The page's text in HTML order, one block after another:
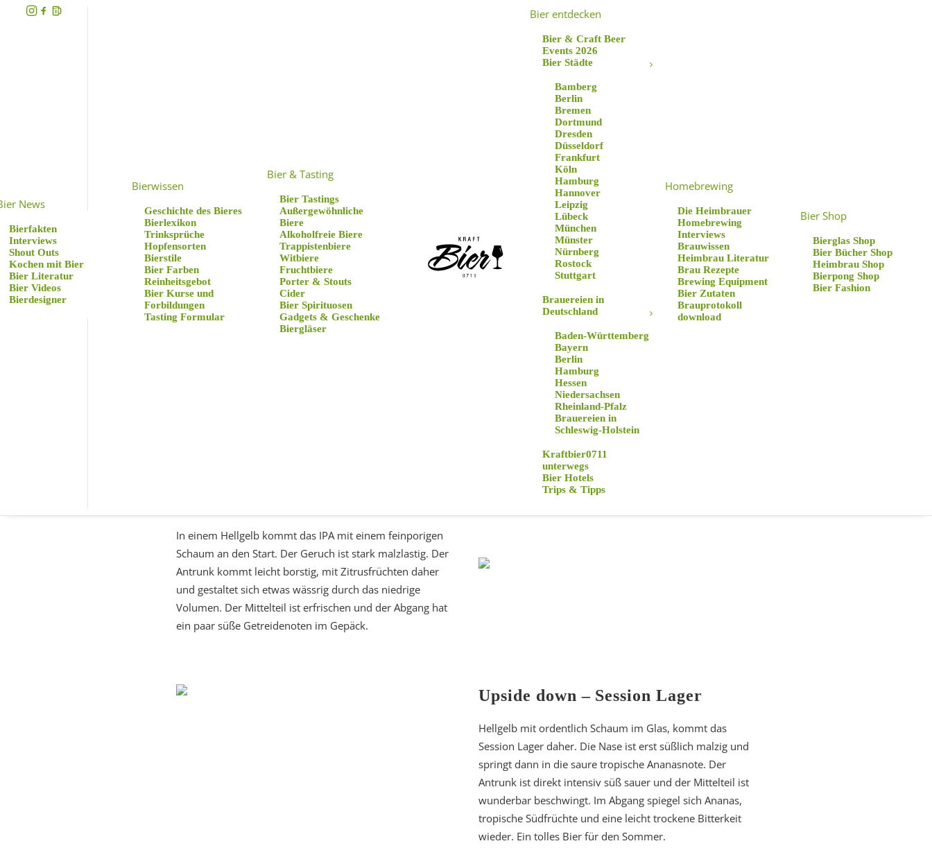
News
Bierfakten
Interviews
Shout Outs
Kochen mit Bier
Bier Literatur
Bier Videos
Bierdesigner
Bierwissen
Geschichte des Bieres
Bierlexikon
Trinksprüche
Hopfensorten
Bierstile
Bier Farben
Reinheitsgebot
Bier Kurse und
Forbildungen
Tasting Formular
Bier & Tasting
Bier Tastings
Außergewöhnliche
Biere
Alkoholfreie Biere
Trappistenbiere
Witbiere
Fruchtbiere
Porter & Stouts
Cider
Bier Spirituosen
Gadgets & Geschenke
Biergläser
Bier entdecken
Bier & Craft Beer
Events 2026
Bier Städte
Bamberg
Berlin
Bremen
Dortmund
Dresden
Düsseldorf
Frankfurt
Köln
Hamburg
Hannover
Leipzig
Lübeck
München
Münster
Nürnberg
Rostock
Stuttgart
Brauereien in
Deutschland
Baden-Württemberg
Bayern
Berlin
Hamburg
Hessen
Niedersachsen
Rheinland-Pfalz
Brauereien in
Schleswig-Holstein
Kraftbier0711
unterwegs
Bier Hotels
Trips & Tipps
Homebrewing
Die Heimbrauer
Homebrewing
Interviews
Brauwissen
Heimbrau Literatur
Brau Rezepte
Brewing Equipment
Bier Zutaten
Brauprotokoll
download
Bier Shop
Bierglas Shop
Bier Bücher Shop
Heimbrau Shop
Bierpong Shop
Bier Fashion
True Brew 2021
hat uns ein neues Set ihrer Biere geschickt. Wir sind gespannt wie die leckeren Dosen schmecken. Die Brauerei
aus dem Dreimühlenviertel in München hat in den letzten 2 Jahren den Craftbiermarkt in München nochmal neu
aufgewühlt. Andreas, Luis und Lucas haben einige Craftbiere auf den Markt geworfen und ihre Designs, sowie die
Geschmackkomponenten sind echt klasse. Das Surf and Skate Feeling auf den Cans und die Comic Art vermitteln ein
tolles Lebensgefühl in Kombination mit leckerem Craftbier. Darum sind wir umso gespannter, was sie diesmal in die
In einem Hellgelb kommt das IPA mit einem feinporigen
Schaum an den Start. Der Geruch ist stark malzlastig. Der
Antrunk kommt leicht borstig, mit Zitrusfrüchten daher
und gestaltet sich etwas wässrig durch das niedrige
Volumen. Der Mittelteil ist erfrischen und der Abgang hat
ein paar süße Getreidenoten im Gepäck.
Upside down – Session Lager
Hellgelb mit ordentlich Schaum im Glas, kommt das
Session Lager daher. Die Nase ist erst süßlich malzig und
springt dann in die saure tropische Ananasnote. Der
Antrunk ist direkt intensiv süß sauer und der Mittelteil ist
wunderbar beschwingt. Im Abgang spiegel sich Ananas,
tropische Südfrüchte und eine leicht trockene Bitterkeit
wieder. Ein tolles Bier für den Sommer.